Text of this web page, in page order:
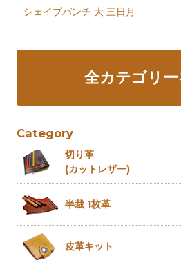
シェイプパンチ 大 三日月
全カテゴリー
Category
切り革
(カットレザー)
半裁 1枚革
皮革キット